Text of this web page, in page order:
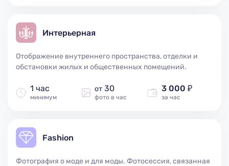
Интерьерная
Отображение внутреннего пространства, отделки и
обстановки жилых и общественных помещений.
1 час
минимум
от30
фото в час
3 000 ₽
за час
Fashion
Фотография о моде и для моды. Фотосессия, связанная